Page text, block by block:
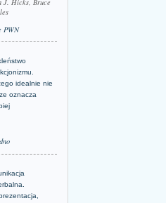
J. Hicks, Bruce
PWN
idealnie nie
oznacza